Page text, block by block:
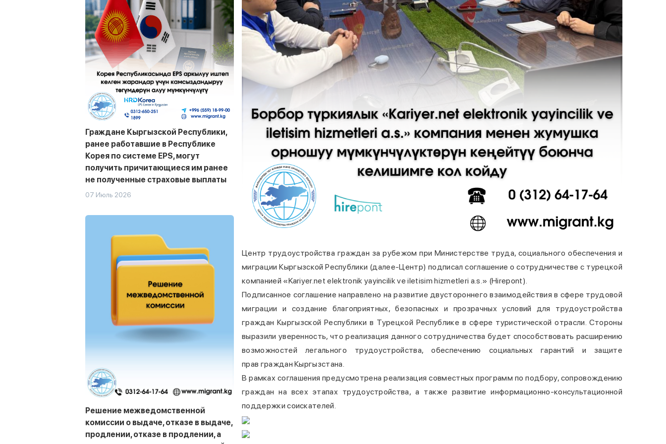
Центр трудоустройства граждан за рубежом при Министерстве труда, социального обеспечения и
миграции Кыргызской Республики (далее-Центр) подписал соглашение о сотрудничестве с турецкой
компанией «Kariyer.net elektronik yayincilik ve iletisim hizmetleri a.s.» (Hirepont).
Подписанное соглашение направлено на развитие двустороннего взаимодействия в сфере трудовой
миграции и создание благоприятных, безопасных и прозрачных условий для трудоустройства
граждан Кыргызской Республики в Турецкой Республике в сфере туристической отрасли. Стороны
выразили уверенность, что реализация данного сотрудничества будет способствовать расширению
возможностей легального трудоустройства, обеспечению социальных гарантий и защите
прав граждан Кыргызстана.
В рамках соглашения предусмотрена реализация совместных программ по подбору, сопровождению
граждан на всех этапах трудоустройства, а также развитие информационно-консультационной
поддержки соискателей.
Граждане Кыргызской Республики,
ранее работавшие в Республике
Корея по системе EPS, могут
получить причитающиеся им ранее
не полученные страховые выплаты
07 Июль 2026
Решение межведомственной
комиссии о выдаче, отказе в выдаче,
продлении, отказе в продлении, а